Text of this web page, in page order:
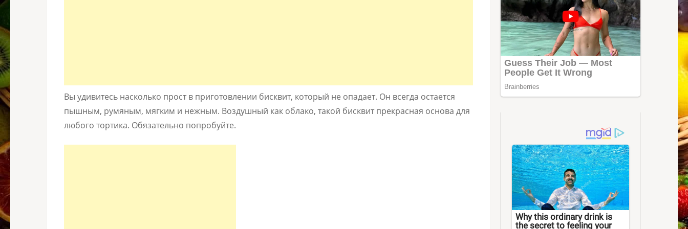
Вы удивитесь насколько прост в приготовлении бисквит, который не опадает. Он всегда остается
пышным, румяным, мягким и нежным. Воздушный как облако, такой бисквит прекрасная основа для
любого тортика. Обязательно попробуйте.
Why this ordinary drink is
the secret to feeling your